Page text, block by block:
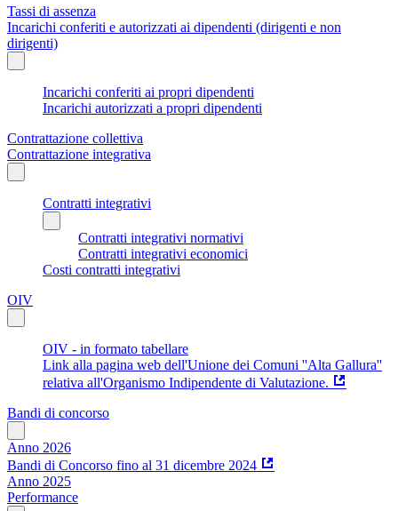
Tassi di assenza
Incarichi conferiti e autorizzati ai dipendenti (dirigenti e non
dirigenti)
Incarichi conferiti ai propri dipendenti
Incarichi autorizzati a propri dipendenti
Contrattazione collettiva
Contrattazione integrativa
Contratti integrativi
Contratti integrativi normativi
Contratti integrativi economici
Costi contratti integrativi
OIV
OIV - in formato tabellare
Link alla pagina web dell'Unione dei Comuni ''Alta Gallura''
relativa all'Organismo Indipendente di Valutazione.
Bandi di concorso
Anno 2026
Bandi di Concorso fino al 31 dicembre 2024
Anno 2025
Performance